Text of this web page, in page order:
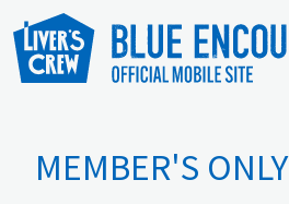
MEMBER'S ONLY